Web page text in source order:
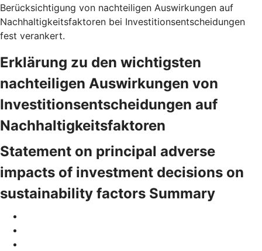
Berücksichtigung von nachteiligen Auswirkungen auf
Nachhaltigkeitsfaktoren bei Investitionsentscheidungen
fest verankert.
Erklärung zu den wichtigsten
nachteiligen Auswirkungen von
Investitionsentscheidungen auf
Nachhaltigkeitsfaktoren
Statement on principal adverse
impacts of investment decisions on
sustainability factors Summary